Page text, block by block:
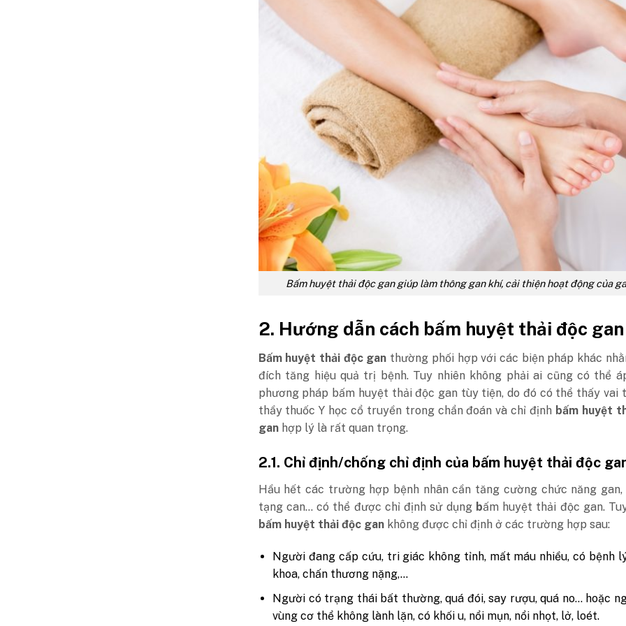
Bấm huyệt thải độc gan giúp làm thông gan khí, cải thiện hoạt động của
2. Hướng dẫn cách bấm huyệt thải độc gan
Bấm huyệt thải độc gan thường phối hợp với các biện pháp khác
đích tăng hiệu quả trị bệnh. Tuy nhiên không phải ai cũng có thể
phương pháp bấm huyệt thải độc gan tùy tiện, do đó có thể thấy vai
thầy thuốc Y học cổ truyền trong chẩn đoán và chỉ định bấm huyệt
gan hợp lý là rất quan trọng.
2.1. Chỉ định/chống chỉ định của bấm huyệt thải độc
Hầu hết các trường hợp bệnh nhân cần tăng cường chức năng gan,
tạng can… có thể được chỉ định sử dụng bấm huyệt thải độc gan.
bấm huyệt thải độc gankhông được chỉ định ở các trường hợp sau:
Người đang cấp cứu, tri giác không tỉnh, mất máu nhiều, có bệnh
khoa, chấn thương nặng,…
Người có trạng thái bất thường, quá đói, say rượu, quá no… hoặc
vùng cơ thể không lành lặn, có khối u, nổi mụn, nổi nhọt, lở, loét.